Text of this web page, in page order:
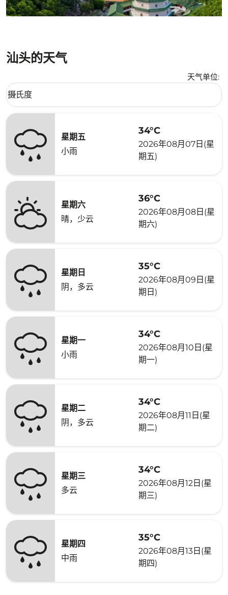
汕头的天气
天气单位:
Weather unit option 摄氏度 Selected
摄氏度
keyboard_arrow_down
星期五
小雨
34°C
2026年08月07日(星
期五)
星期六
晴，少云
36°C
2026年08月08日(星
期六)
星期日
阴，多云
35°C
2026年08月09日(星
期日)
星期一
小雨
34°C
2026年08月10日(星
期一)
星期二
阴，多云
34°C
2026年08月11日(星
期二)
星期三
多云
34°C
2026年08月12日(星
期三)
星期四
中雨
35°C
2026年08月13日(星
期四)